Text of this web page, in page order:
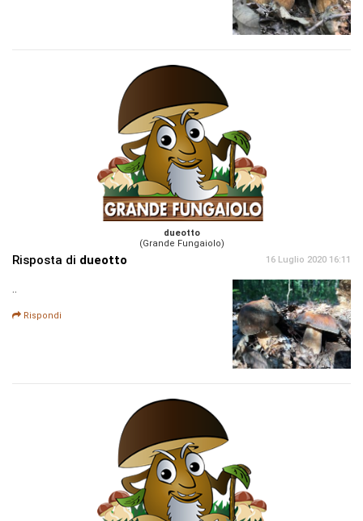
dueotto
(Grande Fungaiolo)
Risposta di dueotto 16 Luglio 2020 16:11
..
Rispondi